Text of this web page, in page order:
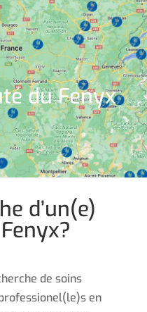
du Fenyx
d’un(e)
de soins
en